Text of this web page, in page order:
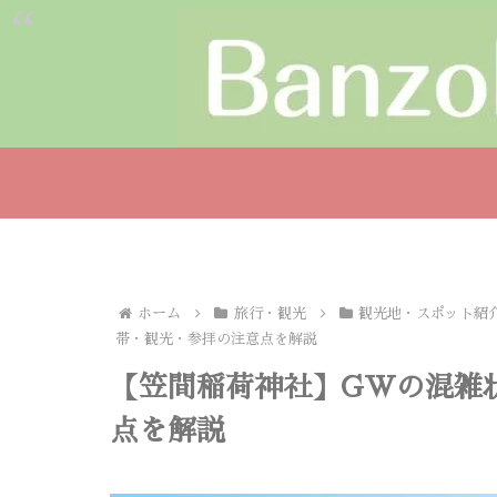
ホーム 旅行・観光
観光地・スポット紹
帯・観光・参拝の注意点を解説
【笠間稲荷神社】GWの混
点を解説